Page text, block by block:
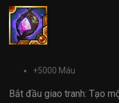
+5000 Máu
Bắt đầu giao tranh: Tạo